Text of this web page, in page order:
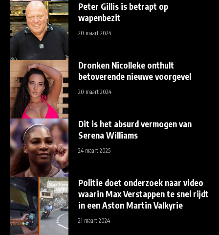
Peter Gillis is betrapt op
wapenbezit
20 maart 2024
Dronken Nicolleke onthult
betoverende nieuwe voorgevel
20 maart 2024
Dit is het absurd vermogen van
Serena Williams
24 maart 2025
Politie doet onderzoek naar video
waarin Max Verstappen te snel rijdt
in een Aston Martin Valkyrie
21 maart 2024